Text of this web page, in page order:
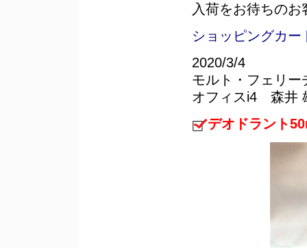
入荷をお待ちの
ショッピングカ
2020/3/4
モルト・フェリー
オフィスi4 森井
デオドラント